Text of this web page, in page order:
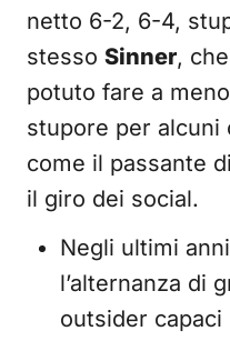
netto 6-2, 6-4,
stesso Sinner,
potuto fare a
stupore per alcuni
come il passante
il giro dei social.
Negli ultimi
l’alternanza di
outsider